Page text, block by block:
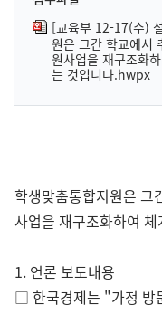
[교육부 12-17(수)
원은 그간 학교에서
원사업을 재구조화
는 것입니다.hwpx
학생맞춤통합지원은 그
사업을 재구조화하여
1. 언론 보도내용
□ 한국경제는 "가정 방